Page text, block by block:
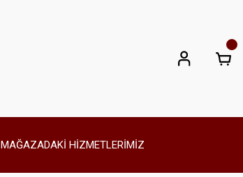
MAĞAZADAKİ HİZMETLERİMİZ